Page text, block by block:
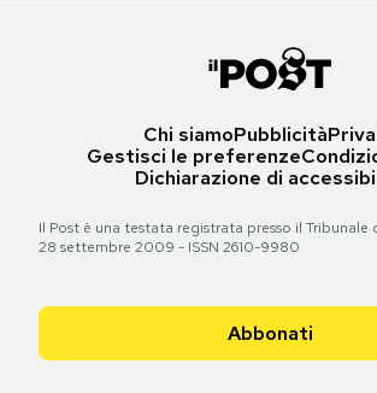
Chi siamoPubblicità
Gestisci le preferenze
Dichiarazione di
Il Post è una testata registrata presso il Tribunale
28 settembre 2009 - ISSN 2610-9980
Abbonati